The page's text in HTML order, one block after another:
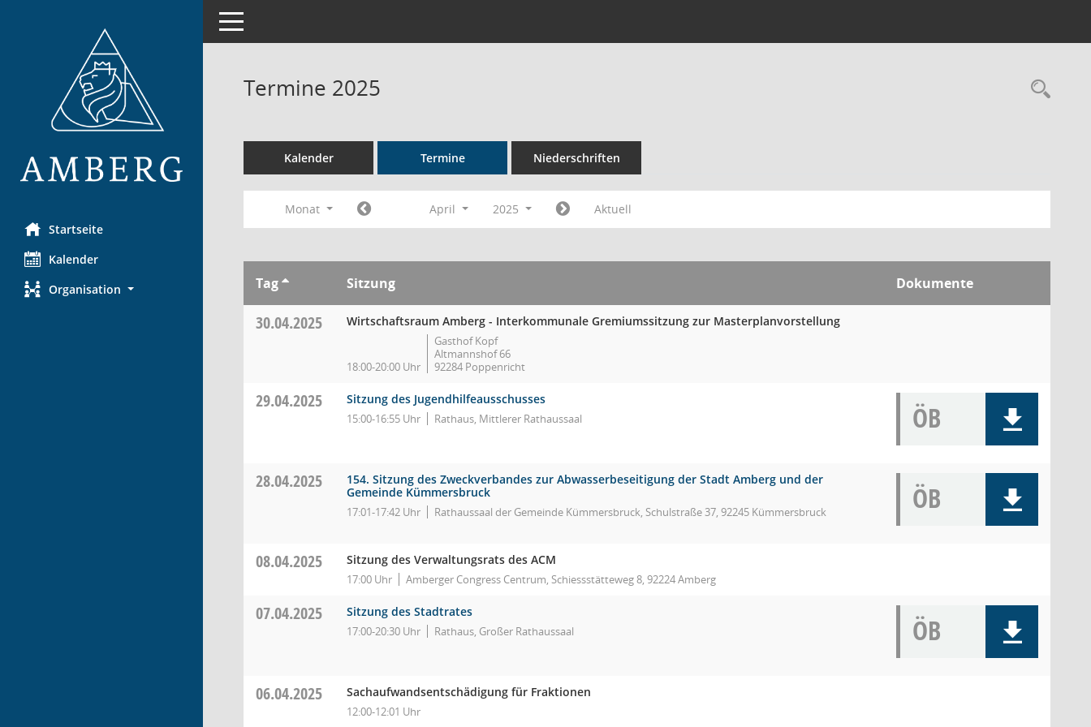
Startseite
Kalender
Organisation
Toggle navigation
Termine 2025
Kalender Termine Niederschriften
Monat April 2025 Aktuell
Tag Sitzung Dokumente
30.04.2025 Wirtschaftsraum Amberg - Interkommunale Gremiumssitzung zur Masterplanvorstellung
18:00-20:00 Uhr
Gasthof Kopf
Altmannshof 66
92284 Poppenricht
29.04.2025 Sitzung des Jugendhilfeausschusses
15:00-16:55 Uhr Rathaus, Mittlerer Rathaussaal ÖB
28.04.2025
154. Sitzung des Zweckverbandes zur Abwasserbeseitigung der Stadt Amberg und der
Gemeinde Kümmersbruck
17:01-17:42 Uhr Rathaussaal der Gemeinde Kümmersbruck, Schulstraße 37, 92245 Kümmersbruck ÖB
08.04.2025 Sitzung des Verwaltungsrats des ACM
17:00 Uhr Amberger Congress Centrum, Schiessstätteweg 8, 92224 Amberg
07.04.2025 Sitzung des Stadtrates
17:00-20:30 Uhr Rathaus, Großer Rathaussaal ÖB
06.04.2025 Sachaufwandsentschädigung für Fraktionen
12:00-12:01 Uhr